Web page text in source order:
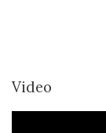
Video